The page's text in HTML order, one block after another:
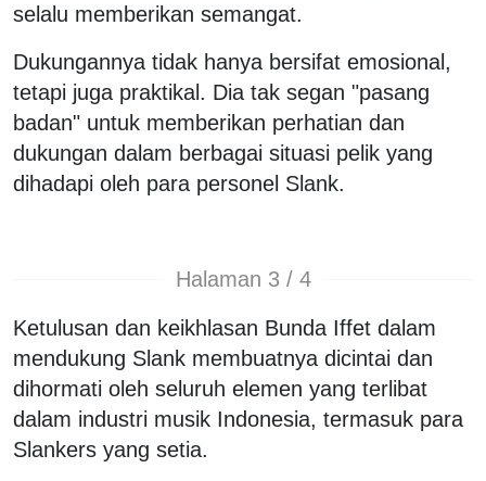
selalu memberikan semangat.
Dukungannya tidak hanya bersifat emosional,
tetapi juga praktikal. Dia tak segan "pasang
badan" untuk memberikan perhatian dan
dukungan dalam berbagai situasi pelik yang
dihadapi oleh para personel Slank.
Halaman 3 / 4
Ketulusan dan keikhlasan Bunda Iffet dalam
mendukung Slank membuatnya dicintai dan
dihormati oleh seluruh elemen yang terlibat
dalam industri musik Indonesia, termasuk para
Slankers yang setia.